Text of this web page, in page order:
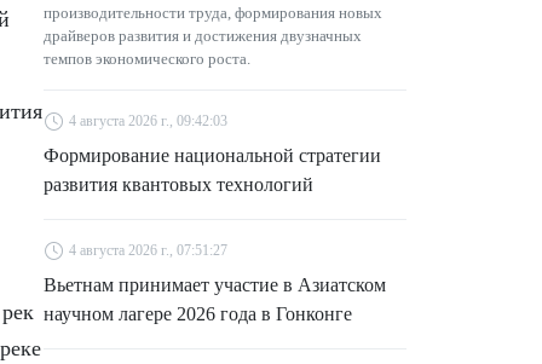
производительности труда, формирования новых
драйверов развития и достижения двузначных
темпов экономического роста.
4 августа 2026 г., 09:42:03
Формирование национальной стратегии
развития квантовых технологий
4 августа 2026 г., 07:51:27
Вьетнам принимает участие в Азиатском
научном лагере 2026 года в Гонконге